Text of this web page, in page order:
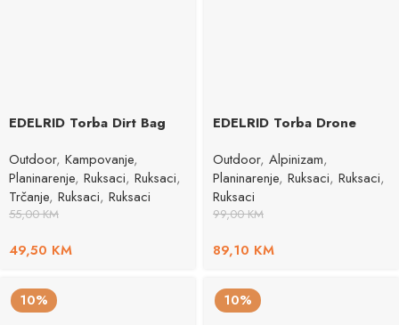
EDELRID Torba Dirt Bag
Outdoor, Kampovanje,
Planinarenje, Ruksaci, Ruksaci,
Trčanje, Ruksaci, Ruksaci
55,00KM
49,50 KM
EDELRID Torba Drone
Outdoor, Alpinizam,
Planinarenje, Ruksaci, Ruksaci,
Ruksaci
99,00KM
89,10 KM
10% 10%